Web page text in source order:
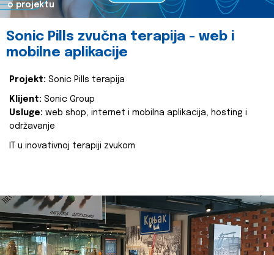
o projektu
Sonic Pills zvučna terapija - web i
mobilne aplikacije
Projekt: Sonic Pills terapija
Klijent: Sonic Group
Usluge: web shop, internet i mobilna aplikacija, hosting i
održavanje
IT u inovativnoj terapiji zvukom